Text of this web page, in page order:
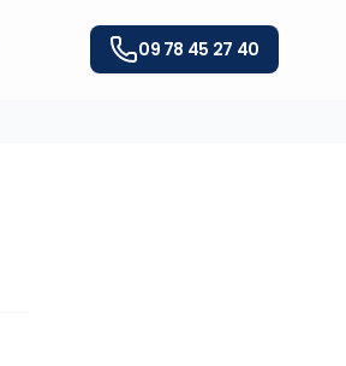
09 78 45 27 40